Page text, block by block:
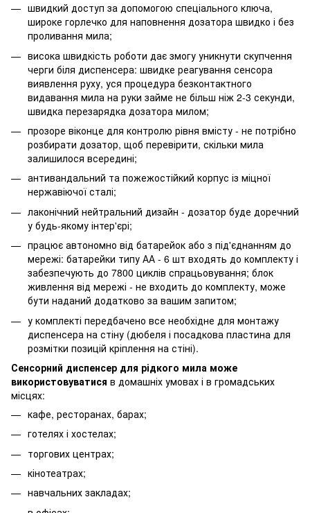
швидкий доступ за допомогою спеціального ключа,
широке горлечко для наповнення дозатора швидко і без
проливання мила;
висока швидкість роботи дає змогу уникнути скупчення
черги біля диспенсера: швидке реагування сенсора
виявлення руху, уся процедура безконтактного
видавання мила на руки займе не більш ніж 2-3 секунди,
швидка перезарядка дозатора милом;
прозоре віконце для контролю рівня вмісту - не потрібно
розбирати дозатор, щоб перевірити, скільки мила
залишилося всередині;
антивандальний та пожежостійкий корпус із міцної
нержавіючої сталі;
лаконічний нейтральний дизайн - дозатор буде доречний
у будь-якому інтер'єрі;
працює автономно від батарейок або з під'єднанням до
мережі: батарейки типу АА - 6 шт входять до комплекту і
забезпечують до 7800 циклів спрацьовування; блок
живлення від мережі - не входить до комплекту, може
бути наданий додатково за вашим запитом;
у комплекті передбачено все необхідне для монтажу
диспенсера на стіну (дюбеля і посадкова пластина для
розмітки позицій кріплення на стіні).
Сенсорний диспенсер для рідкого мила може
використовуватися в домашніх умовах і в громадських
місцях:
кафе, ресторанах, барах;
готелях і хостелах;
торгових центрах;
кінотеатрах;
навчальних закладах;